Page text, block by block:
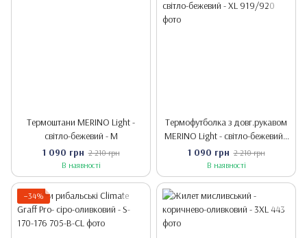
Термоштани MERINO Light -
світло-бежевий - M
1 090 грн 2 210 грн
В наявності
Термофутболка з довг.рукавом
MERINO Light - світло-бежевий -
XL
1 090 грн 2 210 грн
В наявності
−34%